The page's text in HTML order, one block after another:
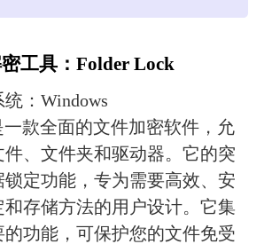
工具：Folder Lock
：Windows
一款全面的文件加密软件，允
、文件夹和驱动器。它的突
定功能，专为需要高效、安
存储方法的用户设计。它集
功能，可保护您的文件免受